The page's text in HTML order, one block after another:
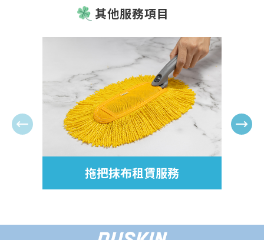
其他服務項目
拖把抹布租賃服務